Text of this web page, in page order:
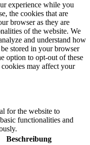
experience while you
the cookies that are
browser as they are
of the website. We
and understand how
stored in your browser
option to opt-out of these
may affect your
for the website to
functionalities and
Beschreibung